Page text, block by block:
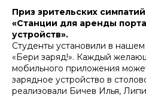
Приз зрительских
«Станции для аренды
устройств».
Студенты установили в
«Бери заряд!». Каждый
мобильного приложения
зарядное устройство в
реализовали Бичев Илья,